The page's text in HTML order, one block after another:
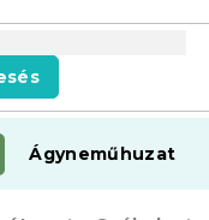
Ágyneműhuzat